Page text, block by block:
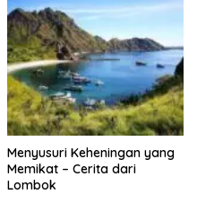
Menyusuri Keheningan yang
Memikat – Cerita dari
Lombok